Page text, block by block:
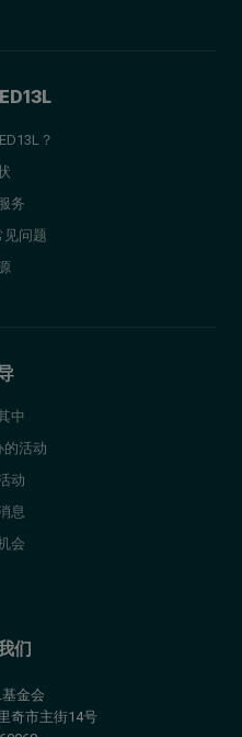
？
务
见问题
中
的活动
动
息
会
们
基金会
奇市主街14号